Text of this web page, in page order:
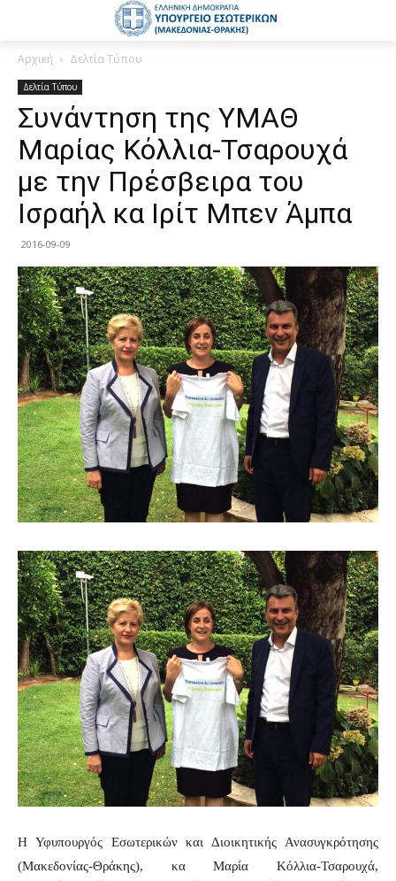
Αρχική Δελτία Τύπου
Δελτία Τύπου
Συνάντηση της ΥΜΑΘ
Μαρίας Κόλλια-Τσαρουχά
με την Πρέσβειρα του
Ισραήλ κα Ιρίτ Μπεν Άμπα
2016-09-09
Η Υφυπουργός Εσωτερικών και Διοικητικής Ανασυγκρότησης
(Μακεδονίας-Θράκης), κα Μαρία Κόλλια-Τσαρουχά,